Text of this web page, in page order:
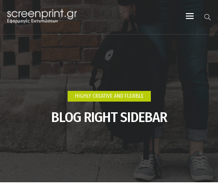
HIGHLY CREATIVE AND FLEXIBLE
BLOG RIGHT SIDEBAR